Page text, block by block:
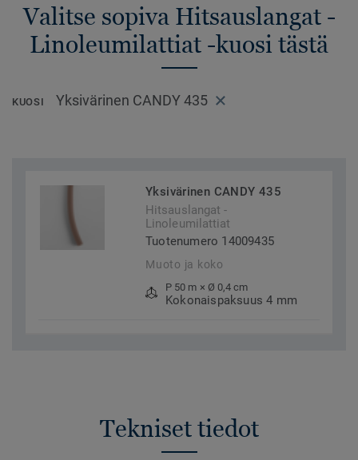
Valitse sopiva Hitsauslangat -
Linoleumilattiat -kuosi tästä
KUOSI Yksivärinen CANDY 435
Yksivärinen CANDY 435
Hitsauslangat -
Linoleumilattiat
Tuotenumero 14009435
Muoto ja koko
P 50 m × Ø 0,4 cm
Kokonaispaksuus 4 mm
Tekniset tiedot